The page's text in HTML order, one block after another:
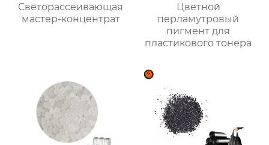
Светорассеивающая
мастер-концентрат
Цветной
перламутровый
пигмент для
пластикового тонера